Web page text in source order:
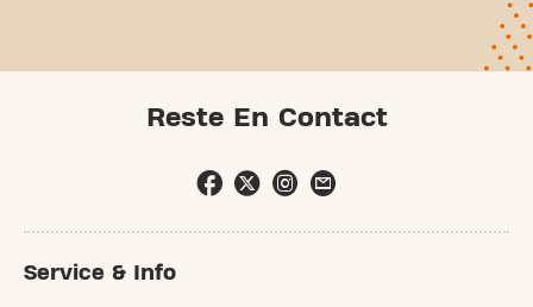
Reste En Contact
Service & Info